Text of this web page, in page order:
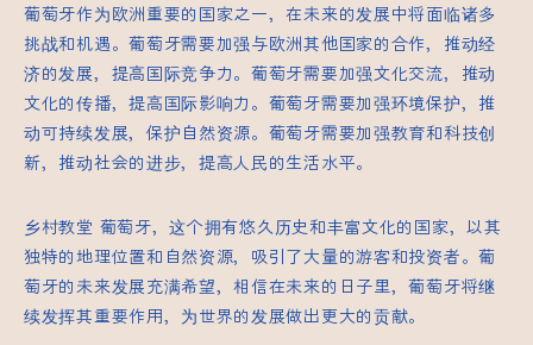
葡萄牙作为欧洲重要的国家之一，在未来的发展中将面临诸多
挑战和机遇。葡萄牙需要加强与欧洲其他国家的合作，推动经
济的发展，提高国际竞争力。葡萄牙需要加强文化交流，推动
文化的传播，提高国际影响力。葡萄牙需要加强环境保护，推
动可持续发展，保护自然资源。葡萄牙需要加强教育和科技创
新，推动社会的进步，提高人民的生活水平。
乡村教堂 葡萄牙，这个拥有悠久历史和丰富文化的国家，以其
独特的地理位置和自然资源，吸引了大量的游客和投资者。葡
萄牙的未来发展充满希望，相信在未来的日子里，葡萄牙将继
续发挥其重要作用，为世界的发展做出更大的贡献。